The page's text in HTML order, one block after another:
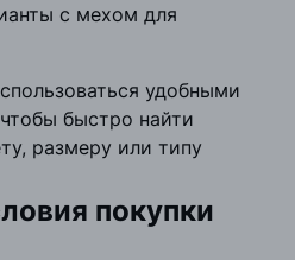
с мехом для
удобными
быстро найти
размеру или типу
покупки